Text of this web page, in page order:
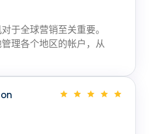
于全球营销至关重要。
理各个地区的帐户，从